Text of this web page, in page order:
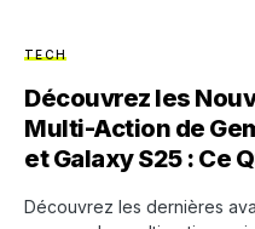
TECH
Découvrez les
Multi-Action de
et Galaxy S25 : Ce
Découvrez les dernières